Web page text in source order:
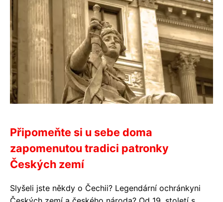
Připomeňte si u sebe doma
zapomenutou tradici patronky
Českých zemí
Slyšeli jste někdy o Čechii? Legendární ochránkyni